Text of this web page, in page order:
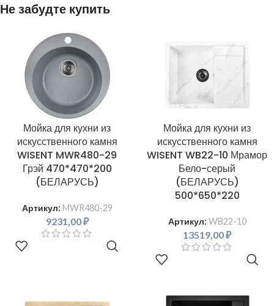
Не забудте купить
Мойка для кухни из
искусственного камня
WISENT MWR480-29
Грэй 470*470*200
(БЕЛАРУСЬ)
Артикул: MWR480-29
9231,00₽
Мойка для кухни из
искусственного камня
WISENT WB22-10 Мрамор
Бело-серый
(БЕЛАРУСЬ)
500*650*220
Артикул: WB22-10
13519,00₽